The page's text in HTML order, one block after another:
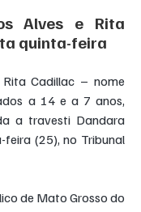
Alves e Rita
quinta-feira
Cadillac – nome
a 14 e a 7 anos,
a travesti Dandara
(25), no Tribunal
de Mato Grosso do